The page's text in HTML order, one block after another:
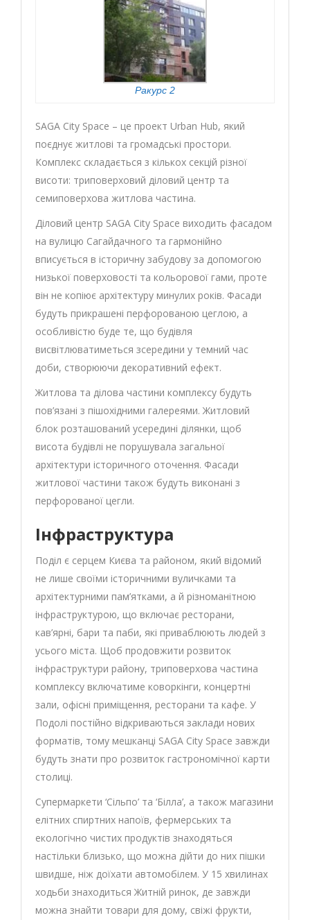
Ракурс 2
SAGA City Space – це проект Urban Hub, який
поєднує житлові та громадські простори.
Комплекс складається з кількох секцій різної
висоти: триповерховий діловий центр та
семиповерхова житлова частина.
Діловий центр SAGA City Space виходить фасадом
на вулицю Сагайдачного та гармонійно
вписується в історичну забудову за допомогою
низької поверховості та кольорової гами, проте
він не копіює архітектуру минулих років. Фасади
будуть прикрашені перфорованою цеглою, а
особливістю буде те, що будівля
висвітлюватиметься зсередини у темний час
доби, створюючи декоративний ефект.
Житлова та ділова частини комплексу будуть
пов’язані з пішохідними галереями. Житловий
блок розташований усередині ділянки, щоб
висота будівлі не порушувала загальної
архітектури історичного оточення. Фасади
житлової частини також будуть виконані з
перфорованої цегли.
Інфраструктура
Поділ є серцем Києва та районом, який відомий
не лише своїми історичними вуличками та
архітектурними пам’ятками, а й різноманітною
інфраструктурою, що включає ресторани,
кав’ярні, бари та паби, які приваблюють людей з
усього міста. Щоб продовжити розвиток
інфраструктури району, триповерхова частина
комплексу включатиме коворкінги, концертні
зали, офісні приміщення, ресторани та кафе. У
Подолі постійно відкриваються заклади нових
форматів, тому мешканці SAGA City Space завжди
будуть знати про розвиток гастрономічної карти
столиці.
Супермаркети ‘Сільпо’ та ‘Білла’, а також магазини
елітних спиртних напоїв, фермерських та
екологічно чистих продуктів знаходяться
настільки близько, що можна дійти до них пішки
швидше, ніж доїхати автомобілем. У 15 хвилинах
ходьби знаходиться Житній ринок, де завжди
можна знайти товари для дому, свіжі фрукти,